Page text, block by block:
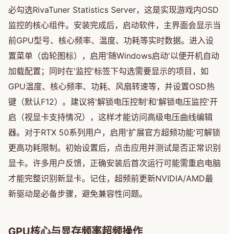
必勾选RivaTuner Statistics Server，这是实现游戏内OSD
监控的核心组件。安装完成后，启动软件，主界面会显示当
前GPU型号、核心频率、温度、功耗等实时数据。进入设
置菜单（齿轮图标），启用'随Windows启动'以便开机自动
加载配置；同时在'监控'标签下勾选需要显示的项目，如
GPU温度、核心频率、功耗、风扇转速等，并设置OSD热
键（默认F12）。建议将'解锁电压控制'和'解锁电压监控'开
启（视显卡支持情况），这样才能访问高级电压曲线编辑
器。对于RTX 50系列用户，启用'扩展官方超频功能'可解锁
更高功耗限制。初始设置后，点击应用并测试是否正常识别
显卡。许多用户反馈，正确安装后首次运行可能需重启电脑
才能完整识别新显卡。记住，超频前更新NVIDIA/AMD最
新驱动是必备步骤，避免兼容性问题。
GPU核心与显存频率超频操作